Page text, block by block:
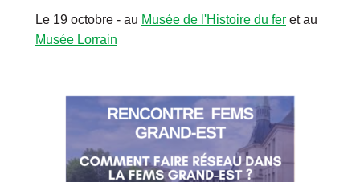
Le 19 octobre - au Musée de l'Histoire du fer et au
Musée Lorrain